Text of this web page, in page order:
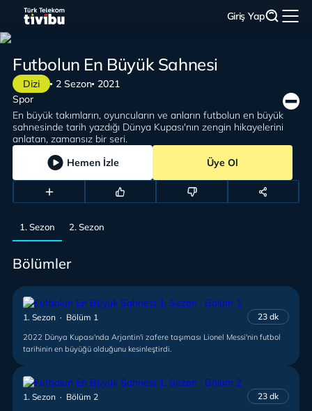
Giriş Yap
Dizi 2 Sezon 2021
Futbolun En Büyük Sahnesi
En büyük takımların, oyuncuların ve anların futbolun en büyük
sahnesinde tarih yazdığı Dünya Kupası'nın zengin hikayelerini
anlatan, zamansız bir seri.
Spor
Hemen İzle Üye Ol
1. Sezon 2. Sezon
Bölümler
1. Sezon · Bölüm 1 23 dk
2022 Dünya Kupası'nda Arjantin'i zafere taşıması Lionel Messi'nin futbol
tarihinin en büyüğü olduğunu kesinleştirdi.
1. Sezon · Bölüm 2 23 dk